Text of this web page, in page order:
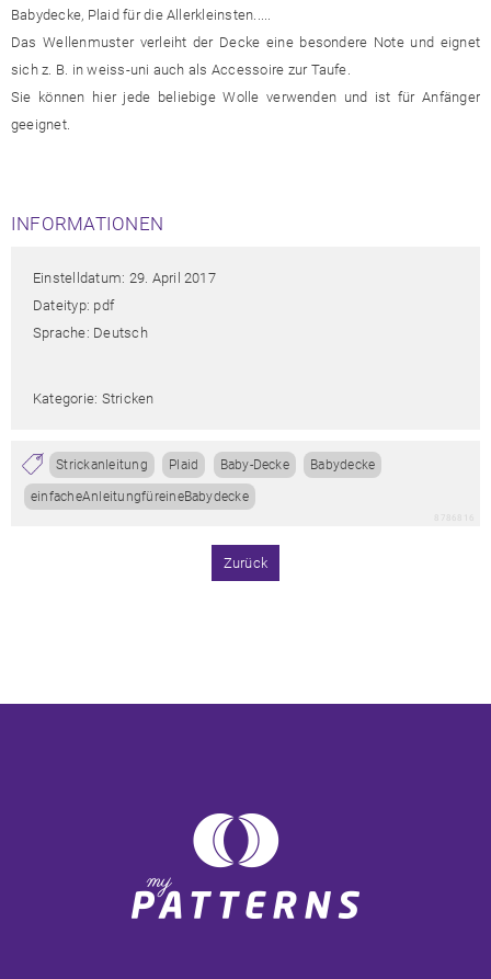
Babydecke, Plaid für die Allerkleinsten.....
Das Wellenmuster verleiht der Decke eine besondere Note und eignet
sich z. B. in weiss-uni auch als Accessoire zur Taufe.
Sie können hier jede beliebige Wolle verwenden und ist für Anfänger
geeignet.
INFORMATIONEN
Einstelldatum: 29. April 2017
Dateityp: pdf
Sprache: Deutsch
Kategorie: Stricken
Strickanleitung Plaid Baby-Decke Babydecke
einfacheAnleitungfüreineBabydecke
Zurück